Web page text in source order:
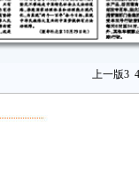
上一版3 4